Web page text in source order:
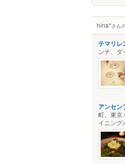
hina*さん
テマリレ
ンチ、ダ
アンセン
町、東京
イニング